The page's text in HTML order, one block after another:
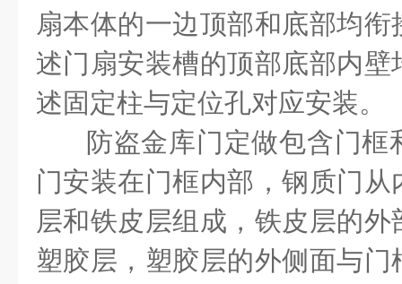
扇本体的一边顶部和底部均
述门扇安装槽的顶部底部内
述固定柱与定位孔对应安装。
防盗金库门定做包含门框
门安装在门框内部，钢质门
层和铁皮层组成，铁皮层的
塑胶层，塑胶层的外侧面与